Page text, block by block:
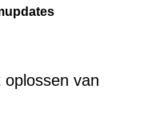
van